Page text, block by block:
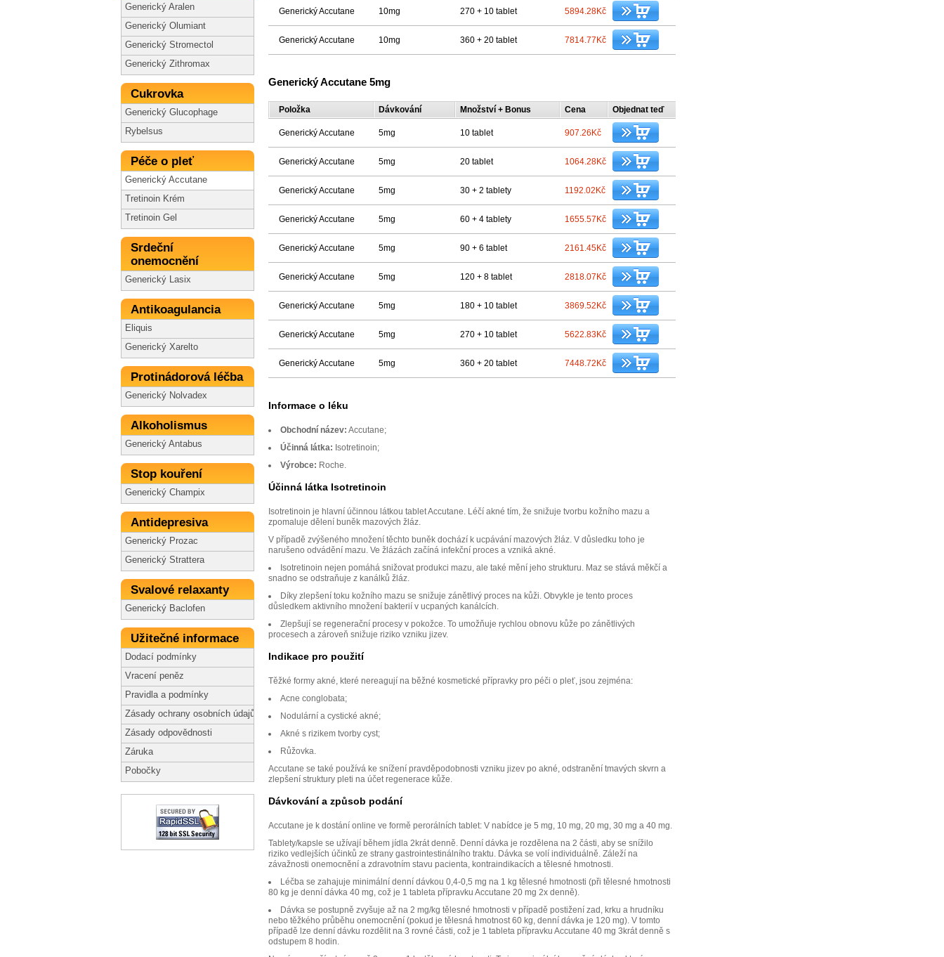
Generický Aralen
Generický Olumiant
Generický Stromectol
Generický Zithromax
Cukrovka
Generický Glucophage
Rybelsus
Péče o pleť
Generický Accutane
Tretinoin Krém
Tretinoin Gel
Srdeční
onemocnění
Generický Lasix
Antikoagulancia
Eliquis
Generický Xarelto
Protinádorová léčba
Generický Nolvadex
Alkoholismus
Generický Antabus
Stop kouření
Generický Champix
Antidepresiva
Generický Prozac
Generický Strattera
Svalové relaxanty
Generický Baclofen
Užitečné informace
Dodací podmínky
Vracení peněz
Pravidla a podmínky
Zásady ochrany osobních údajů
Zásady odpovědnosti
Záruka
Pobočky
Generický Accutane 10mg 270 + 10 tablet 5894.28Kč
Generický Accutane 10mg 360 + 20 tablet 7814.77Kč
Generický Accutane 5mg
Položka Dávkování Množství + Bonus Cena Objednat teď
Generický Accutane 5mg 10 tablet 907.26Kč
Generický Accutane 5mg 20 tablet 1064.28Kč
Generický Accutane 5mg 30 + 2 tablety 1192.02Kč
Generický Accutane 5mg 60 + 4 tablety 1655.57Kč
Generický Accutane 5mg 90 + 6 tablet 2161.45Kč
Generický Accutane 5mg 120 + 8 tablet 2818.07Kč
Generický Accutane 5mg 180 + 10 tablet 3869.52Kč
Generický Accutane 5mg 270 + 10 tablet 5622.83Kč
Generický Accutane 5mg 360 + 20 tablet 7448.72Kč
Informace o léku
Obchodní název: Accutane;
Účinná látka: Isotretinoin;
Výrobce: Roche.
Účinná látka Isotretinoin
Isotretinoin je hlavní účinnou látkou tablet Accutane. Léčí akné tím, že snižuje tvorbu kožního mazu a
zpomaluje dělení buněk mazových žláz.
V případě zvýšeného množení těchto buněk dochází k ucpávání mazových žláz. V důsledku toho je
narušeno odvádění mazu. Ve žlázách začíná infekční proces a vzniká akné.
Isotretinoin nejen pomáhá snižovat produkci mazu, ale také mění jeho strukturu. Maz se stává měkčí a
snadno se odstraňuje z kanálků žláz.
Díky zlepšení toku kožního mazu se snižuje zánětlivý proces na kůži. Obvykle je tento proces
důsledkem aktivního množení bakterií v ucpaných kanálcích.
Zlepšují se regenerační procesy v pokožce. To umožňuje rychlou obnovu kůže po zánětlivých
procesech a zároveň snižuje riziko vzniku jizev.
Indikace pro použití
Těžké formy akné, které nereagují na běžné kosmetické přípravky pro péči o pleť, jsou zejména:
Acne conglobata;
Nodulární a cystické akné;
Akné s rizikem tvorby cyst;
Růžovka.
Accutane se také používá ke snížení pravděpodobnosti vzniku jizev po akné, odstranění tmavých skvrn a
zlepšení struktury pleti na účet regenerace kůže.
Dávkování a způsob podání
Accutane je k dostání online ve formě perorálních tablet: V nabídce je 5 mg, 10 mg, 20 mg, 30 mg a 40 mg.
Tablety/kapsle se užívají během jídla 2krát denně. Denní dávka je rozdělena na 2 části, aby se snížilo
riziko vedlejších účinků ze strany gastrointestinálního traktu. Dávka se volí individuálně. Záleží na
závažnosti onemocnění a zdravotním stavu pacienta, kontraindikacích a tělesné hmotnosti.
Léčba se zahajuje minimální denní dávkou 0,4-0,5 mg na 1 kg tělesné hmotnosti (při tělesné hmotnosti
80 kg je denní dávka 40 mg, což je 1 tableta přípravku Accutane 20 mg 2x denně).
Dávka se postupně zvyšuje až na 2 mg/kg tělesné hmotnosti v případě postižení zad, krku a hrudníku
nebo těžkého průběhu onemocnění (pokud je tělesná hmotnost 60 kg, denní dávka je 120 mg). V tomto
případě lze denní dávku rozdělit na 3 rovné části, což je 1 tableta přípravku Accutane 40 mg 3krát denně s
odstupem 8 hodin.